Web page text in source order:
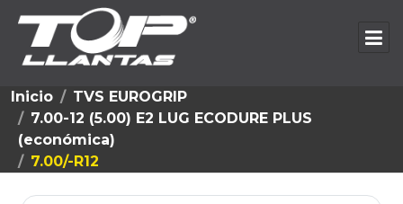
Inicio
TVS EUROGRIP
7.00-12 (5.00) E2 LUG ECODURE PLUS
(económica)
7.00/-R12